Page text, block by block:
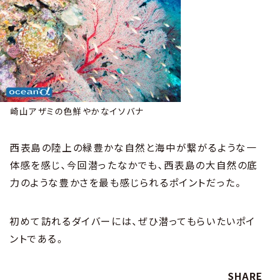
崎山アザミの色鮮やかなイソバナ
西表島の陸上の緑豊かな自然と海中が繋がるような一
体感を感じ、今回潜ったなかでも、西表島の大自然の底
力のような豊かさを最も感じられるポイントだった。
初めて訪れるダイバーには、ぜひ潜ってもらいたいポイ
ントである。
SHARE